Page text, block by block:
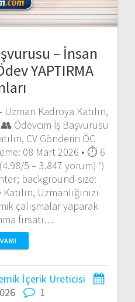
– İnsan
YAPTIRMA
Kadroya Katılın,
Ödevcim İş Başvurusu
CV Gönderin ÖC
08 Mart 2026 • ⏱️ 6
5 – 3.847 yorum) ‘)
background-size:
Uzmanlığınızı
çalışmalar yaparak
fırsatı…
İçerik Üreticisi
1